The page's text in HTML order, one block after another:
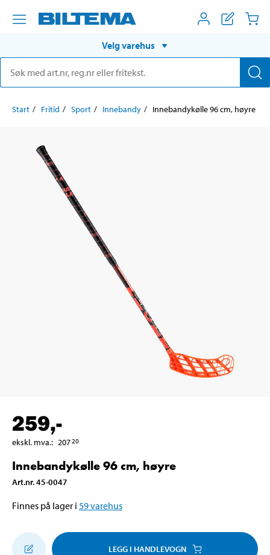
Velg varehus
Start Fritid Sport Innebandy Innebandykølle 96 cm, høyre
259,-
ekskl. mva.: 20720
Innebandykølle 96 cm, høyre
Art.nr.45-0047
Finnes på lager i 59varehus
LEGG I HANDLEVOGN